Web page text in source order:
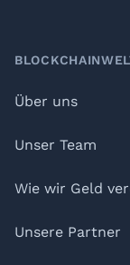
Über uns
Unser Team
Wie wir Geld
Unsere Partner